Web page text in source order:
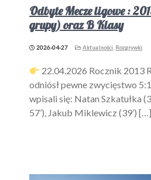
Odbyte Mecze ligowe :
grupy) oraz B Klasy
2026-04-27 Aktualności, Rozgrywki
22.04.2026 Rocznik 2013
odniósł pewne zwycięstwo
wpisali się: Natan Szkatułka
57’), Jakub Miklewicz (39’) […]